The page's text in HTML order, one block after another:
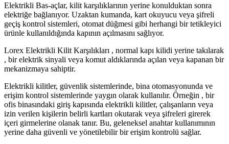
Elektrikli Bas-açlar, kilit karşılıklarının yerine konulduktan sonra
elektriğe bağlanıyor. Uzaktan kumanda, kart okuyucu veya şifreli
geçiş kontrol sistemleri, otomat düğmesi gibi herhangi bir tetikleyici
ürünle kullanıldığında kapının açılmasını sağlıyor.
Lorex Elektrikli Kilit Karşılıkları , normal kapı kilidi yerine takılarak
, bir elektrik sinyali veya komut aldıklarında açılan veya kapanan bir
mekanizmaya sahiptir.
Elektrikli kilitler, güvenlik sistemlerinde, bina otomasyonunda ve
erişim kontrol sistemlerinde yaygın olarak kullanılır. Örneğin , bir
ofis binasındaki giriş kapısında elektrikli kilitler, çalışanların veya
izin verilen kişilerin belirli kartları okutarak veya şifreleri girerek
içeri girmelerine olanak tanır. Bu, geleneksel anahtar kullanımının
yerine daha güvenli ve yönetilebilir bir erişim kontrolü sağlar.